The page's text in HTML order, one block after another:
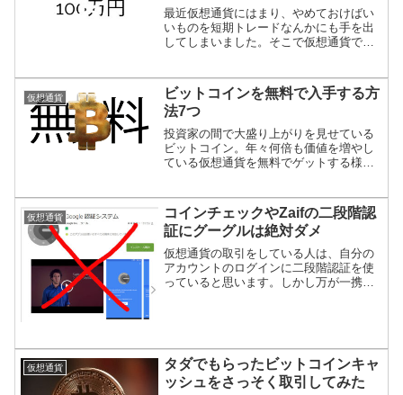
最近仮想通貨にはまり、やめておけばい
いものを短期トレードなんかにも手を出
してしまいました。そこで仮想通貨で素
仮想通貨
ビットコインを無料で入手する方
法7つ
投資家の間で大盛り上がりを見せている
ビットコイン。年々何倍も価値を増やし
ている仮想通貨を無料でゲットする様々
仮想通貨
コインチェックやZaifの二段階認
証にグーグルは絶対ダメ
仮想通貨の取引をしている人は、自分の
アカウントのログインに二段階認証を使
っていると思います。しかし万が一携帯
仮想通貨
タダでもらったビットコインキャ
ッシュをさっそく取引してみた